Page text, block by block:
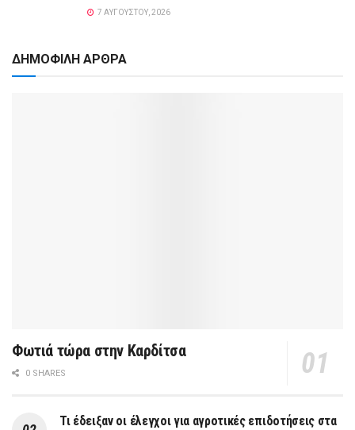
7 ΑΥΓΟΎΣΤΟΥ, 2026
ΔΗΜΟΦΙΛΗ ΑΡΘΡΑ
Φωτιά τώρα στην Καρδίτσα
0 SHARES
Τι έδειξαν οι έλεγχοι για αγροτικές επιδοτήσεις στα